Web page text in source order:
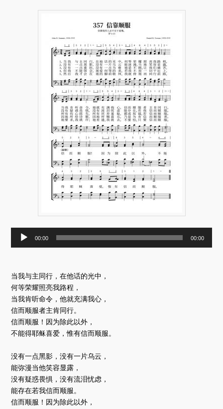
器
00:00 00:00
当我与主同行，在他话的光中，
何等荣耀照亮我路程，
当我肯听命令，他就充满我心，
信而顺服者主肯同行。
信而顺服！因为除此以外，
不能得耶稣喜爱，惟有信而顺服。
没有一点黑影，没有一片乌云，
能弥漫当他笑容显露，
没有疑惑畏惧，没有流泪忧虑，
能存在若我信而顺服。
信而顺服！因为除此以外，